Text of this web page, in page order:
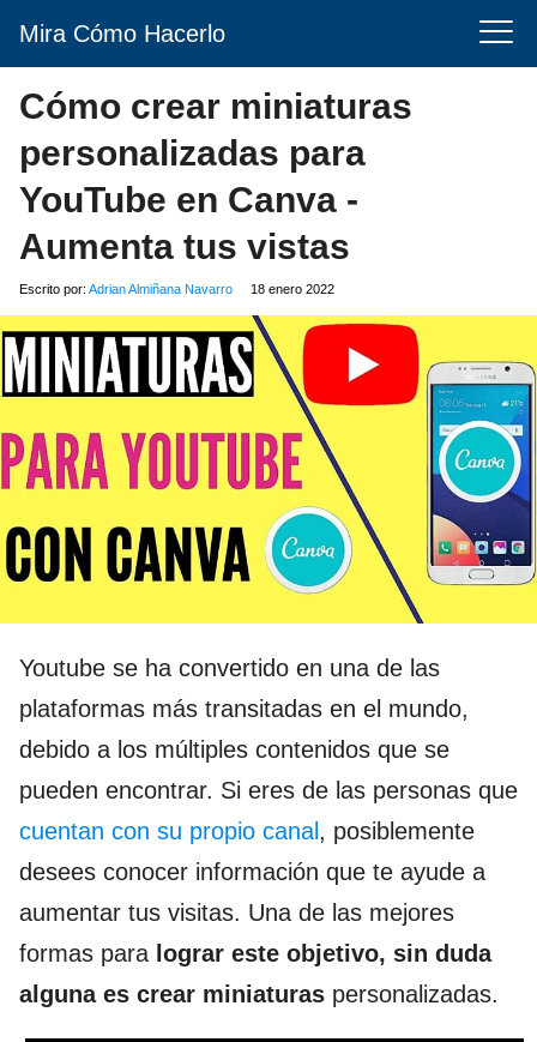
Mira Cómo Hacerlo
Cómo crear miniaturas
personalizadas para
YouTube en Canva -
Aumenta tus vistas
Escrito por: Adrian Almiñana Navarro 18 enero 2022
Youtube se ha convertido en una de las
plataformas más transitadas en el mundo,
debido a los múltiples contenidos que se
pueden encontrar. Si eres de las personas que
cuentan con su propio canal , posiblemente
desees conocer información que te ayude a
aumentar tus visitas. Una de las mejores
formas para lograr este objetivo, sin duda
alguna es crear miniaturas personalizadas.